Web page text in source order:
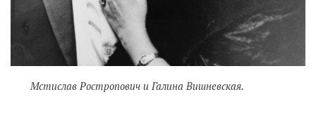
Мстислав Ростропович и Галина Вишневская.